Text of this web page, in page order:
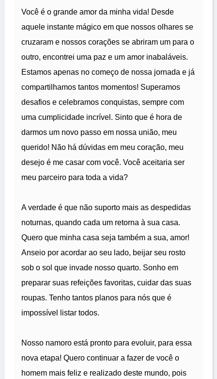
Você é o grande amor da minha vida! Desde
aquele instante mágico em que nossos olhares se
cruzaram e nossos corações se abriram um para o
outro, encontrei uma paz e um amor inabaláveis.
Estamos apenas no começo de nossa jornada e já
compartilhamos tantos momentos! Superamos
desafios e celebramos conquistas, sempre com
uma cumplicidade incrível. Sinto que é hora de
darmos um novo passo em nossa união, meu
querido! Não há dúvidas em meu coração, meu
desejo é me casar com você. Você aceitaria ser
meu parceiro para toda a vida?
A verdade é que não suporto mais as despedidas
noturnas, quando cada um retorna à sua casa.
Quero que minha casa seja também a sua, amor!
Anseio por acordar ao seu lado, beijar seu rosto
sob o sol que invade nosso quarto. Sonho em
preparar suas refeições favoritas, cuidar das suas
roupas. Tenho tantos planos para nós que é
impossível listar todos.
Nosso namoro está pronto para evoluir, para essa
nova etapa! Quero continuar a fazer de você o
homem mais feliz e realizado deste mundo, pois